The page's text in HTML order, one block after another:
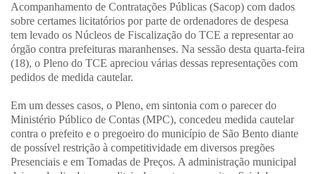
Acompanhamento de Contratações Públicas (Sacop) com dados
sobre certames licitatórios por parte de ordenadores de despesa
tem levado os Núcleos de Fiscalização do TCE a representar ao
órgão contra prefeituras maranhenses. Na sessão desta quarta-feira
(18), o Pleno do TCE apreciou várias dessas representações com
pedidos de medida cautelar.
Em um desses casos, o Pleno, em sintonia com o parecer do
Ministério Público de Contas (MPC), concedeu medida cautelar
contra o prefeito e o pregoeiro do município de São Bento diante
de possível restrição à competitividade em diversos pregões
Presenciais e em Tomadas de Preços. A administração municipal